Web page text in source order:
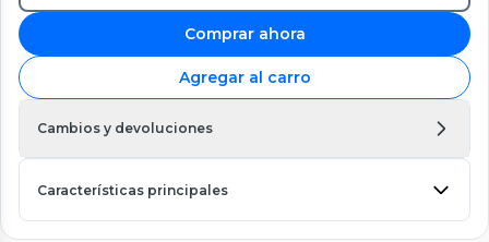
Comprar ahora
Agregar al carro
Cambios y devoluciones
Características principales